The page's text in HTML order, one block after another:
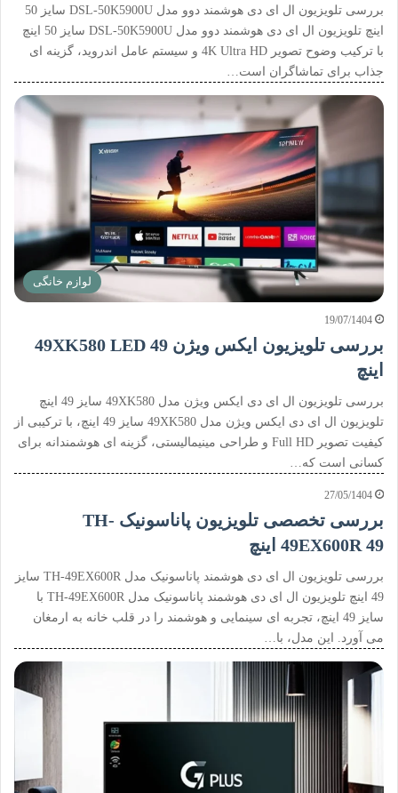
بررسی تلویزیون ال ای دی هوشمند دوو مدل DSL-50K5900U سایز 50
اینچ تلویزیون ال ای دی هوشمند دوو مدل DSL-50K5900U سایز 50 اینچ
با ترکیب وضوح تصویر 4K Ultra HD و سیستم عامل اندروید، گزینه ای
جذاب برای تماشاگران است…
لوازم خانگی
19/07/1404
بررسی تلویزیون ایکس ویژن 49XK580 LED 49
اینچ
بررسی تلویزیون ال ای دی ایکس ویژن مدل 49XK580 سایز 49 اینچ
تلویزیون ال ای دی ایکس ویژن مدل 49XK580 سایز 49 اینچ، با ترکیبی از
کیفیت تصویر Full HD و طراحی مینیمالیستی، گزینه ای هوشمندانه برای
کسانی است که…
27/05/1404
بررسی تخصصی تلویزیون پاناسونیک TH-
49EX600R 49 اینچ
بررسی تلویزیون ال ای دی هوشمند پاناسونیک مدل TH-49EX600R سایز
49 اینچ تلویزیون ال ای دی هوشمند پاناسونیک مدل TH-49EX600R با
سایز 49 اینچ، تجربه ای سینمایی و هوشمند را در قلب خانه به ارمغان
می آورد. این مدل، با…